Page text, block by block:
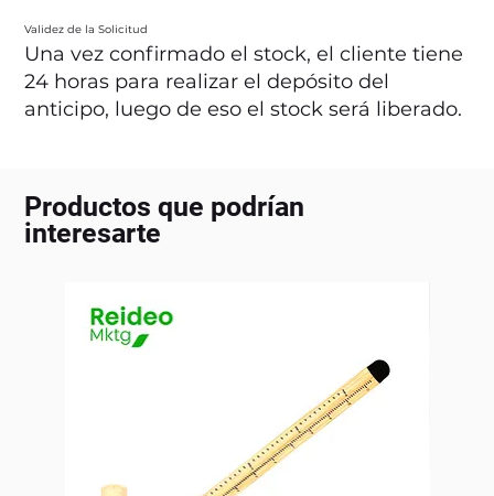
Validez de la Solicitud
Una vez confirmado el stock, el cliente tiene
24 horas para realizar el depósito del
anticipo, luego de eso el stock será liberado.
Productos que podrían
interesarte